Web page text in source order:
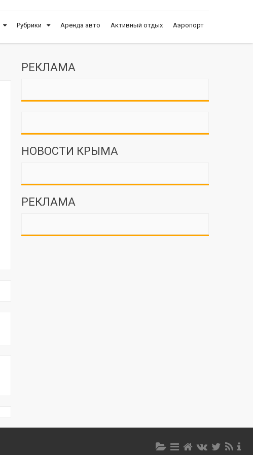
Рубрики Аренда авто Активный отдых Аэропорт
РЕКЛАМА
НОВОСТИ КРЫМА
РЕКЛАМА